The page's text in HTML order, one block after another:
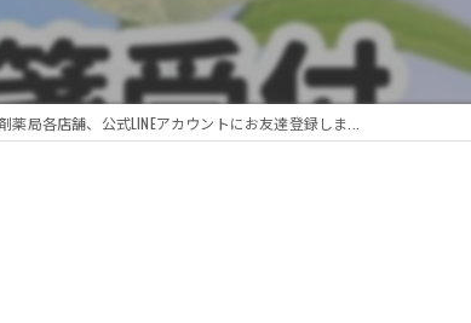
薬局各店舗、公式LINEアカウントにお友達登録しま...